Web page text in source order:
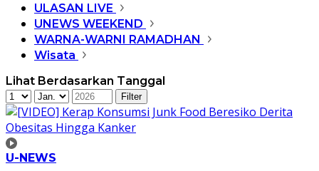
ULASAN LIVE
UNEWS WEEKEND
WARNA-WARNI RAMADHAN
Wisata
Lihat Berdasarkan Tanggal
U-NEWS